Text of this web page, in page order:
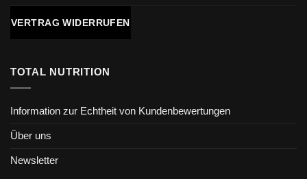
VERTRAG WIDERRUFEN
TOTAL NUTRITION
Information zur Echtheit von Kundenbewertungen
Über uns
Newsletter